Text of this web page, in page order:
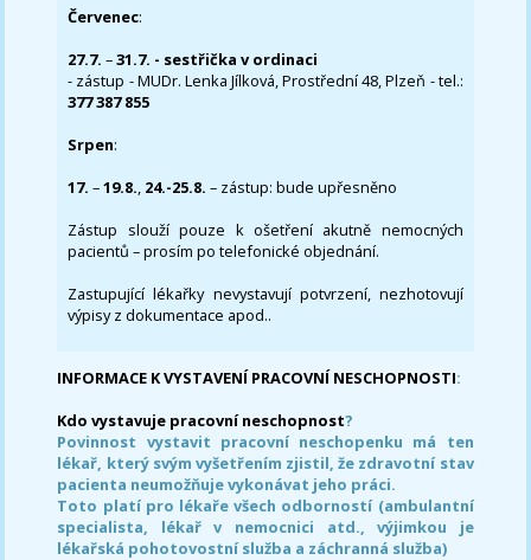
Červenec:
27.7.–31.7. - sestřička v ordinaci
- zástup - MUDr. Lenka Jílková, Prostřední 48, Plzeň - tel.:
377 387 855
Srpen:
17. –19.8., 24.-25.8. – zástup: bude upřesněno
Zástup slouží pouze k ošetření akutně nemocných
pacientů – prosím po telefonické objednání.
Zastupující lékařky nevystavují potvrzení, nezhotovují
výpisy z dokumentace apod..
INFORMACE K VYSTAVENÍ PRACOVNÍ NESCHOPNOSTI:
Kdo vystavuje pracovní neschopnost?
Povinnost vystavit pracovní neschopenku má ten
lékař, který svým vyšetřením zjistil, že zdravotní stav
pacienta neumožňuje vykonávat jeho práci.
Toto platí pro lékaře všech odborností (ambulantní
specialista, lékař v nemocnici atd., výjimkou je
lékařská pohotovostní služba a záchranná služba)